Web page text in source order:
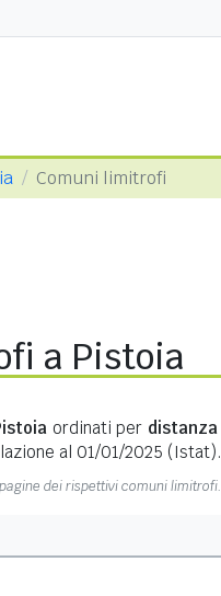
Comuni limitrofi
a Pistoia
ordinati per distanza
al 01/01/2025 (Istat).
dei rispettivi comuni limitrofi.